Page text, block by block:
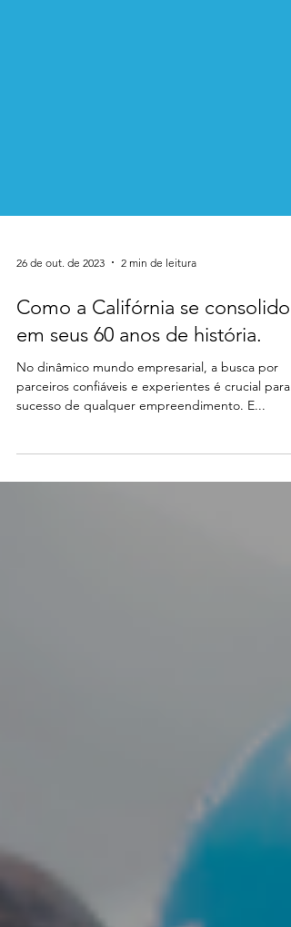
26 de out. de 2023 2 min de leitura
Como a Califórnia se consolidou
em seus 60 anos de história.
No dinâmico mundo empresarial, a busca por